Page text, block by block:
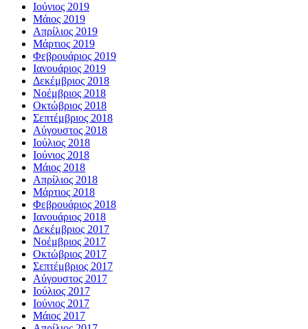
Ιούνιος 2019
Μάιος 2019
Απρίλιος 2019
Μάρτιος 2019
Φεβρουάριος 2019
Ιανουάριος 2019
Δεκέμβριος 2018
Νοέμβριος 2018
Οκτώβριος 2018
Σεπτέμβριος 2018
Αύγουστος 2018
Ιούλιος 2018
Ιούνιος 2018
Μάιος 2018
Απρίλιος 2018
Μάρτιος 2018
Φεβρουάριος 2018
Ιανουάριος 2018
Δεκέμβριος 2017
Νοέμβριος 2017
Οκτώβριος 2017
Σεπτέμβριος 2017
Αύγουστος 2017
Ιούλιος 2017
Ιούνιος 2017
Μάιος 2017